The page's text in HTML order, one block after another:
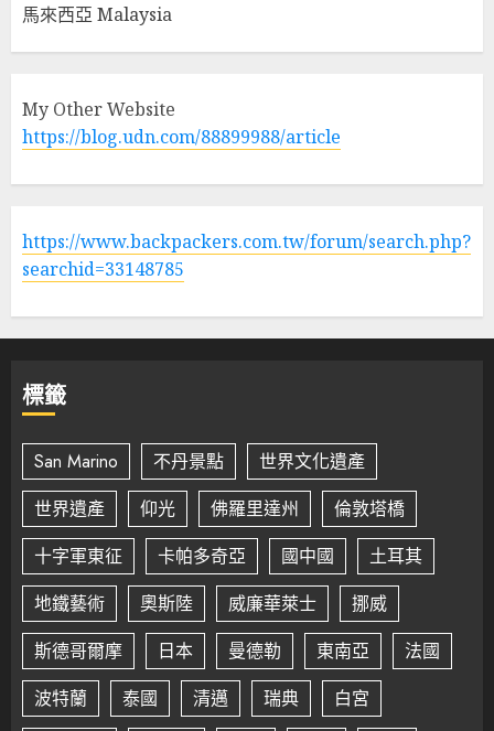
馬來西亞 Malaysia
My Other Website
https://blog.udn.com/88899988/article
https://www.backpackers.com.tw/forum/search.php?
searchid=33148785
標籤
San Marino 不丹景點
世界文化遺產
世界遺產
仰光 佛羅里達州
倫敦塔橋
十字軍東征
卡帕多奇亞 國中國
土耳其
地鐵藝術
奧斯陸 威廉華萊士
挪威
斯德哥爾摩
日本 曼德勒 東南亞
法國
波特蘭
泰國 清邁 瑞典
白宮